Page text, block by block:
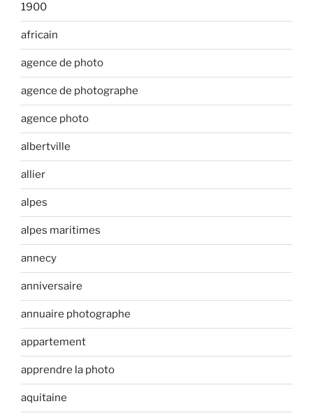
1900
africain
agence de photo
agence de photographe
agence photo
albertville
allier
alpes
alpes maritimes
annecy
anniversaire
annuaire photographe
appartement
apprendre la photo
aquitaine